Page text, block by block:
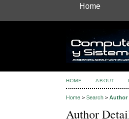
Home
HOME ABOUT
Home >Search >Author
Author